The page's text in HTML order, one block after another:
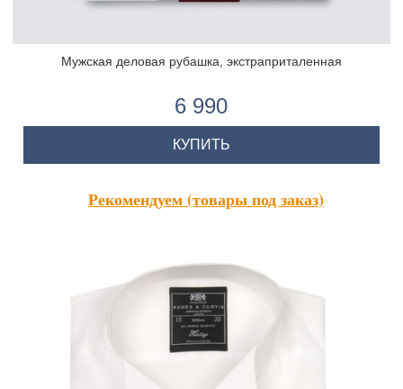
Мужская деловая рубашка, экстраприталенная
6 990
КУПИТЬ
Рекомендуем (товары под заказ)